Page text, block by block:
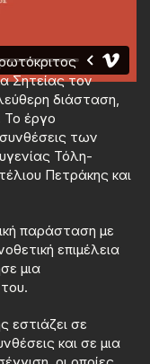
Σητείας τον
διάσταση,
Το έργο
των
Τόλη-
Πετράκης και
παράσταση με
επιμέλεια
μια
εστιάζει σε
και σε μια